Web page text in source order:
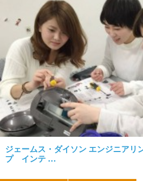
ジェームス・ダイソン エンジニアリ
プ インテ …